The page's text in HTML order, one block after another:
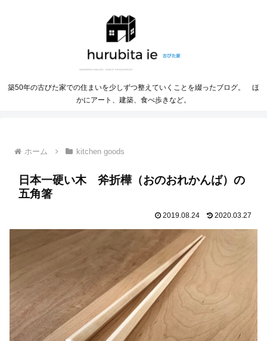
築50年の古びた家での住まいを少しずつ整えていくことを綴ったブログ。 ほ
かにアート、建築、食べ歩きなど。
ホーム kitchen goods
日本一硬い木 斧折樺（おのおれかんば）の
五角箸
2019.08.24 2020.03.27